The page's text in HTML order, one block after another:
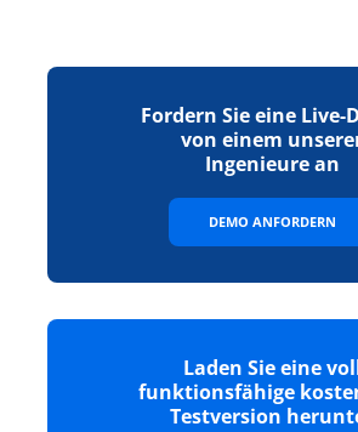
Fordern Sie eine Live-
von einem
Ingenieure an
DEMO ANFORDERN
Laden Sie eine
funktionsfähige
Testversion